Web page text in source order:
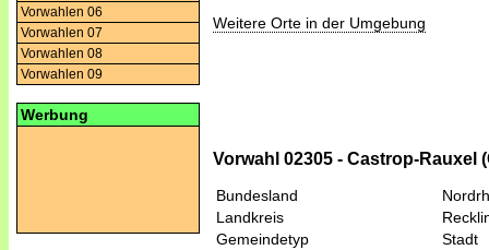
Vorwahlen 06
Vorwahlen 07
Vorwahlen 08
Vorwahlen 09
Werbung
Weitere Orte in der Umgebung
Vorwahl 02305 - Castrop-Rauxel
Bundesland
Landkreis
Gemeindetyp
Stadt